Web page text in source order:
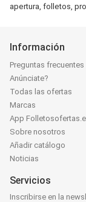
apertura, folletos,
Información
Preguntas frecuentes
Anúnciate?
Todas las ofertas
Marcas
App
Sobre nosotros
Añadir catálogo
Noticias
Servicios
Inscribirse en la